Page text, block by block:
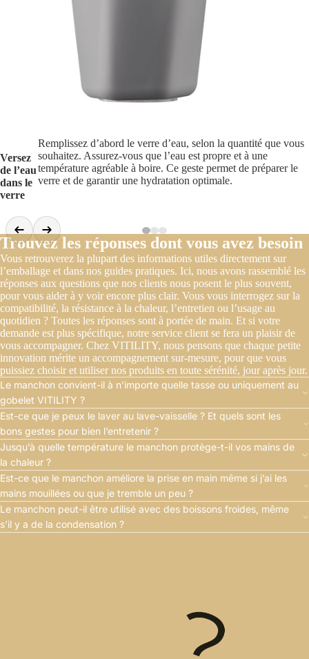
Versez
de l’eau
dans le
verre
Remplissez d’abord le verre d’eau, selon la quantité que vous
souhaitez. Assurez-vous que l’eau est propre et à une
température agréable à boire. Ce geste permet de préparer le
verre et de garantir une hydratation optimale.
Trouvez les réponses dont vous avez besoin
Vous retrouverez la plupart des informations utiles directement sur
l’emballage et dans nos guides pratiques. Ici, nous avons rassemblé les
réponses aux questions que nos clients nous posent le plus souvent,
pour vous aider à y voir encore plus clair. Vous vous interrogez sur la
compatibilité, la résistance à la chaleur, l’entretien ou l’usage au
quotidien ? Toutes les réponses sont à portée de main. Et si votre
demande est plus spécifique, notre service client se fera un plaisir de
vous accompagner. Chez VITILITY, nous pensons que chaque petite
innovation mérite un accompagnement sur-mesure, pour que vous
puissiez choisir et utiliser nos produits en toute sérénité, jour après jour.
Le manchon convient-il à n’importe quelle tasse ou uniquement au
gobelet VITILITY ?
Est-ce que je peux le laver au lave-vaisselle ? Et quels sont les
bons gestes pour bien l’entretenir ?
Jusqu’à quelle température le manchon protège-t-il vos mains de
la chaleur ?
Est-ce que le manchon améliore la prise en main même si j’ai les
mains mouillées ou que je tremble un peu ?
Le manchon peut-il être utilisé avec des boissons froides, même
s’il y a de la condensation ?